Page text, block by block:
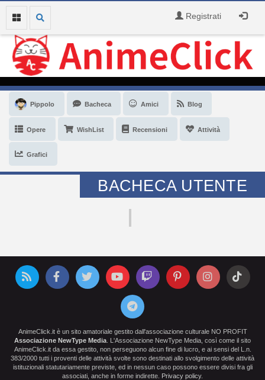
Registrati
Pippolo Bacheca Amici Blog
Opere WishList Recensioni Attività
Grafici
BACHECA UTENTE
AnimeClick.it è un sito amatoriale gestito dall'associazione culturale NO PROFIT
Associazione NewType Media . L'Associazione NewType Media, così come il sito
AnimeClick.it da essa gestito, non perseguono alcun fine di lucro, e ai sensi del L.n.
383/2000 tutti i proventi delle attività svolte sono destinati allo svolgimento delle attività
istituzionali statutariamente previste, ed in nessun caso possono essere divisi fra gli
associati, anche in forme indirette. Privacy policy.